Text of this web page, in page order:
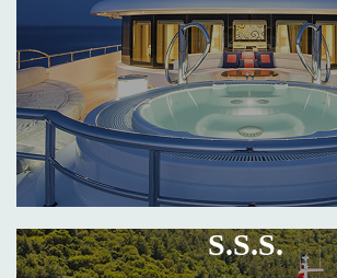
S.S.S.